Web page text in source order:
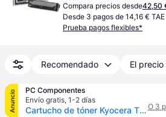
Compara precios desde42,50
Desde 3 pagos de 14,16 €
Prueba pagos flexibles*
Recomendado El
Anuncio
PC Componentes
Envío gratis, 1-2 días
Cartucho de tóner Kyocera TK-5205K Negro Original 18000 páginas O 3